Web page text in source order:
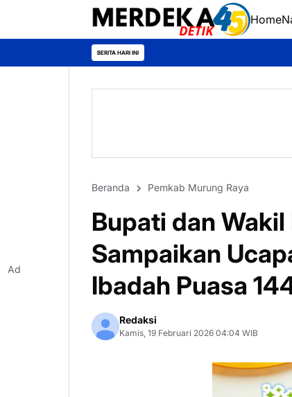
Home
BERITA HARI INI
Beranda Pemkab Murung Raya
Bupati dan
Sampaikan
Ibadah Puasa
Redaksi
Kamis, 19 Februari 2026 04:04 WIB
Ad